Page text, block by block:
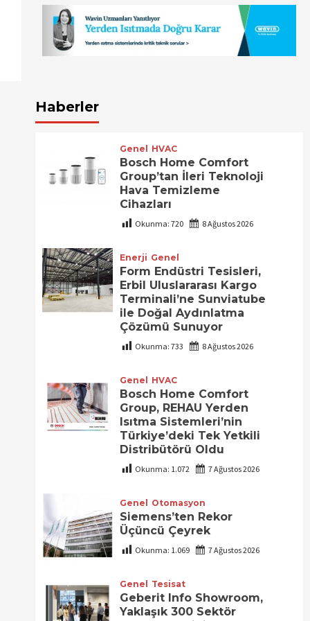
Haberler
Genel HVAC
Bosch Home Comfort
Group’tan İleri Teknoloji
Hava Temizleme
Cihazları
Okunma:720 8 Ağustos 2026
Enerji Genel
Form Endüstri Tesisleri,
Erbil Uluslararası Kargo
Terminali’ne Sunviatube
ile Doğal Aydınlatma
Çözümü Sunuyor
Okunma:733 8 Ağustos 2026
Genel HVAC
Bosch Home Comfort
Group, REHAU Yerden
Isıtma Sistemleri’nin
Türkiye’deki Tek Yetkili
Distribütörü Oldu
Okunma: 1.072 7 Ağustos 2026
Genel Otomasyon
Siemens’ten Rekor
Üçüncü Çeyrek
Okunma: 1.069 7 Ağustos 2026
Genel Tesisat
Geberit Info Showroom,
Yaklaşık 300 Sektör